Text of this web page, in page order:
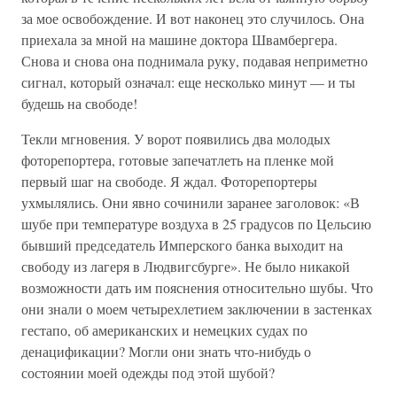
за мое освобождение. И вот наконец это случилось. Она
приехала за мной на машине доктора Швамбергера.
Снова и снова она поднимала руку, подавая неприметно
сигнал, который означал: еще несколько минут — и ты
будешь на свободе!
Текли мгновения. У ворот появились два молодых
фоторепортера, готовые запечатлеть на пленке мой
первый шаг на свободе. Я ждал. Фоторепортеры
ухмылялись. Они явно сочинили заранее заголовок: «В
шубе при температуре воздуха в 25 градусов по Цельсию
бывший председатель Имперского банка выходит на
свободу из лагеря в Людвигсбурге». Не было никакой
возможности дать им пояснения относительно шубы. Что
они знали о моем четырехлетием заключении в застенках
гестапо, об американских и немецких судах по
денацификации? Могли они знать что-нибудь о
состоянии моей одежды под этой шубой?